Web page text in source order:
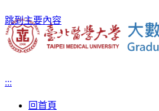
跳到主要內容
:::
回首頁